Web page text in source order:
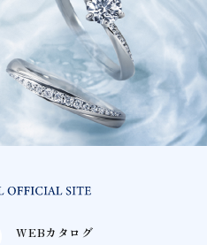
WEBカタログ